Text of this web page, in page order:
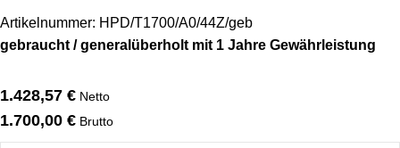
Artikelnummer: HPD/T1700/A0/44Z/geb
gebraucht / generalüberholt mit 1 Jahre Gewährleistung
1.428,57 € Netto
1.700,00 € Brutto